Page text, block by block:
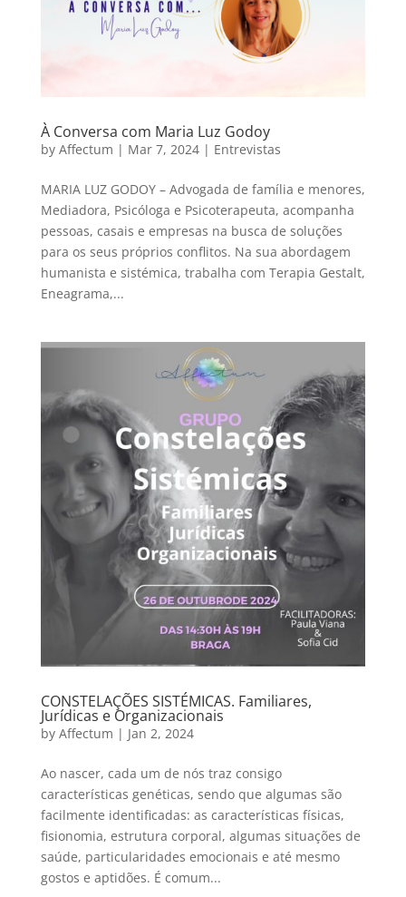
À Conversa com Maria Luz Godoy
by Affectum | Mar 7, 2024| Entrevistas
MARIA LUZ GODOY – Advogada de família e menores,
Mediadora, Psicóloga e Psicoterapeuta, acompanha
pessoas, casais e empresas na busca de soluções
para os seus próprios conflitos. Na sua abordagem
humanista e sistémica, trabalha com Terapia Gestalt,
Eneagrama,...
CONSTELAÇÕES SISTÉMICAS. Familiares,
Jurídicas e Organizacionais
by Affectum | Jan 2, 2024
Ao nascer, cada um de nós traz consigo
características genéticas, sendo que algumas são
facilmente identificadas: as características físicas,
fisionomia, estrutura corporal, algumas situações de
saúde, particularidades emocionais e até mesmo
gostos e aptidões. É comum...